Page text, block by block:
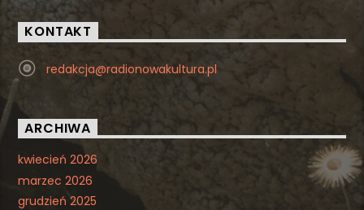
KONTAKT
redakcja@radionowakultura.pl
ARCHIWA
kwiecień 2026
marzec 2026
grudzień 2025